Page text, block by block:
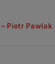
Piotr Pawlak